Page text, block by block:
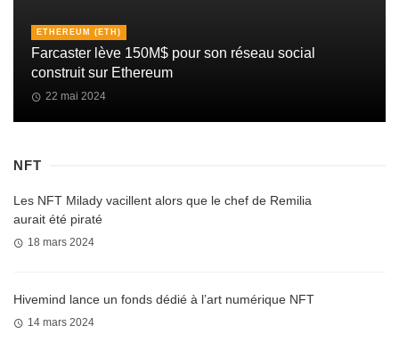
ETHEREUM (ETH)
Farcaster lève 150M$ pour son réseau social
construit sur Ethereum
22 mai 2024
NFT
Les NFT Milady vacillent alors que le chef de Remilia
aurait été piraté
18 mars 2024
Hivemind lance un fonds dédié à l’art numérique NFT
14 mars 2024